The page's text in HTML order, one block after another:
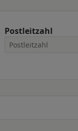
Postleitzahl